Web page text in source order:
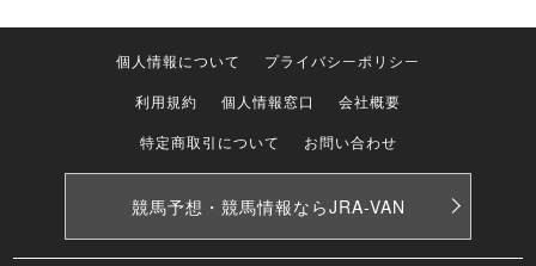
個人情報について
プライバシーポリシー
利用規約
個人情報窓口
会社概要
特定商取引について
お問い合わせ
競馬予想・競馬情報ならJRA-VAN